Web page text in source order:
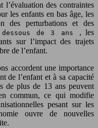
l’évaluation des contraintes
les enfants en bas âge, les
des perturbations et des
dessous de 3 ans , les
sur l’impact des trajets
de l’enfant.
accordent une importance
de l’enfant et à sa capacité
de plus de 13 ans peuvent
commun, ce qui modifie
pesant sur les
ouvre de nouvelles